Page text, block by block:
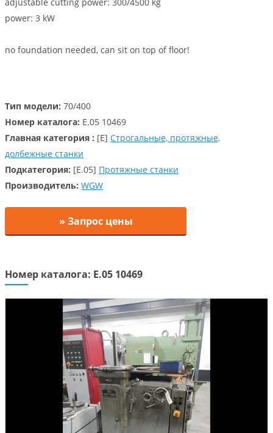
power: 3 kW
no foundation needed, can sit on top of floor!
Тип модели: 70/400
Номер каталога: E.05 10469
Главная категория : [E] Строгальные, протяжные,
долбежные станки
Подкатегория: [E.05] Протяжные станки
Производитель: WGW
» Запрос цены
Номер каталога: E.05 10469